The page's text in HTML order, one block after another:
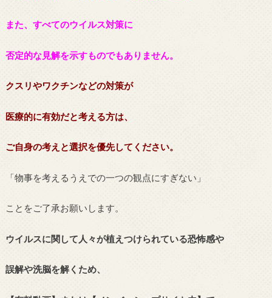
また、すべてのウイルス対策に
否定的な見解を示すものでもありません。
クスリやワクチンなどの対策が
医療的に有効だと考える方は、
ご自身の考えと選択を優先してください。
「物事を考えるうえでの一つの観点にすぎない」
ことをご了承お願いします。
ウイルスに関して人々が植えつけられている恐怖感や
誤解や洗脳を解くため、